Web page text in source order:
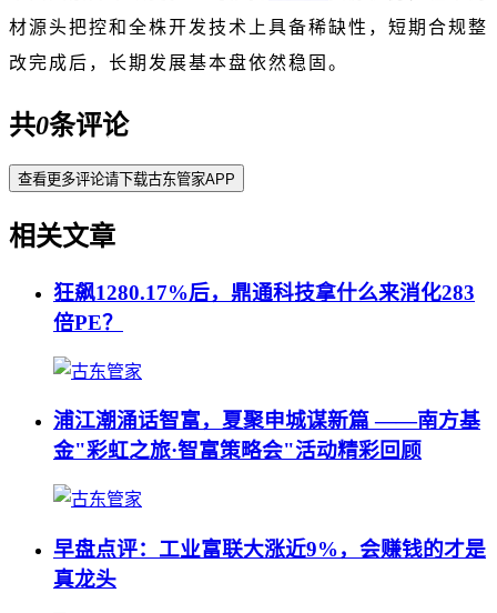
材源头把控和全株开发技术上具备稀缺性，短期合规整
改完成后，长期发展基本盘依然稳固。
共0条评论
查看更多评论请下载古东管家APP
相关文章
狂飙1280.17%后，鼎通科技拿什么来消化283
倍PE？
浦江潮涌话智富，夏聚申城谋新篇 ——南方基
金"彩虹之旅·智富策略会"活动精彩回顾
早盘点评：工业富联大涨近9%，会赚钱的才是
真龙头